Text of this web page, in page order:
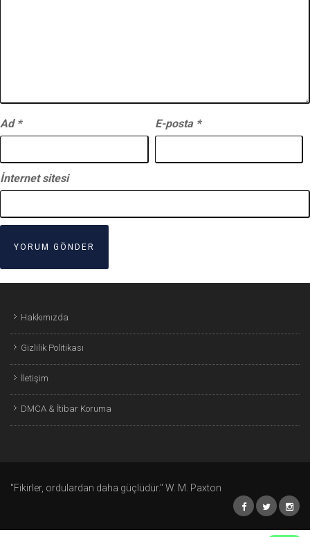
Ad * E-posta *
İnternet sitesi
Hakkımızda
Gizlilik Politikası
İletişim
DMCA & İtibar Koruma
"Fikirler, ordulardan daha güçlüdür." W. M. Paxton